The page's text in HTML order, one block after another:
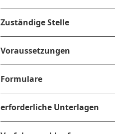
Zuständige Stelle
Voraussetzungen
Formulare
erforderliche Unterlagen